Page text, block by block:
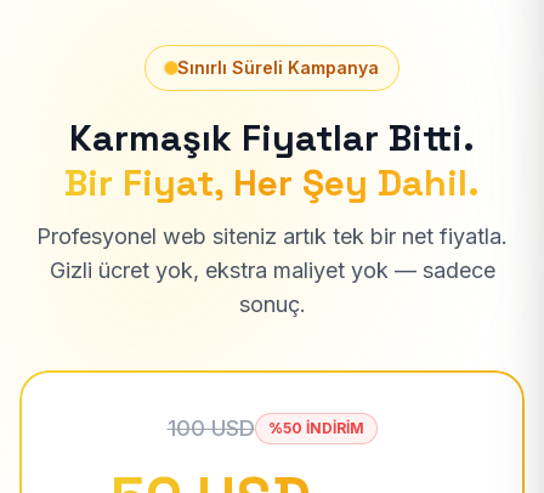
Sınırlı Süreli Kampanya
Karmaşık Fiyatlar Bitti.
Bir Fiyat, Her Şey Dahil.
Profesyonel web siteniz artık tek bir net fiyatla.
Gizli ücret yok, ekstra maliyet yok — sadece
sonuç.
100 USD %50 İNDİRİM